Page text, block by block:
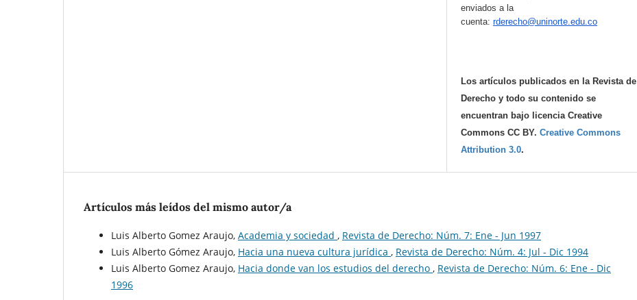
enviados a la
cuenta:rderecho@uninorte.edu.co
Los artículos publicados en la Revista de
Derecho y todo su contenido se
encuentran bajo licencia Creative
Commons CC BY.Creative Commons
Attribution 3.0.
Artículos más leídos del mismo autor/a
Luis Alberto Gomez Araujo, Academia y sociedad , Revista de Derecho: Núm. 7: Ene - Jun 1997
Luis Alberto Gómez Araujo, Hacia una nueva cultura jurídica , Revista de Derecho: Núm. 4: Jul - Dic 1994
Luis Alberto Gomez Araujo, Hacia donde van los estudios del derecho , Revista de Derecho: Núm. 6: Ene - Dic
1996